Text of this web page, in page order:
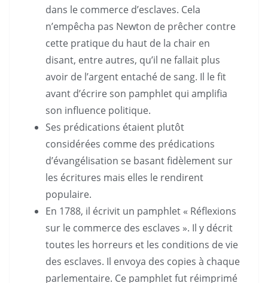
dans le commerce d’esclaves. Cela
n’empêcha pas Newton de prêcher contre
cette pratique du haut de la chair en
disant, entre autres, qu’il ne fallait plus
avoir de l’argent entaché de sang. Il le fit
avant d’écrire son pamphlet qui amplifia
son influence politique.
Ses prédications étaient plutôt
considérées comme des prédications
d’évangélisation se basant fidèlement sur
les écritures mais elles le rendirent
populaire.
En 1788, il écrivit un pamphlet « Réflexions
sur le commerce des esclaves ». Il y décrit
toutes les horreurs et les conditions de vie
des esclaves. Il envoya des copies à chaque
parlementaire. Ce pamphlet fut réimprimé